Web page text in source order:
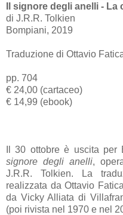
Il signore degli anelli -
di J.R.R. Tolkien
Bompiani, 2019
Traduzione di Ottavio
pp. 704
€ 24,00 (cartaceo)
€ 14,99 (ebook)
Il 30 ottobre è uscita
signore degli anelli,
J.R.R. Tolkien. La
realizzata da Ottavio
da Vicky Alliata di
(poi rivista nel 1970 e nel